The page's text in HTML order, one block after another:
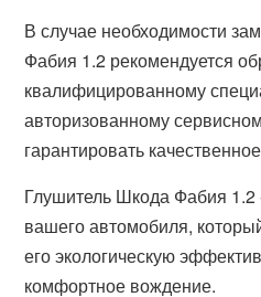
В случае необходимости
Фабия 1.2 рекомендуется
квалифицированному
авторизованному
гарантировать
Глушитель Шкода Фабия
вашего автомобиля,
его экологическую
комфортное вождение.